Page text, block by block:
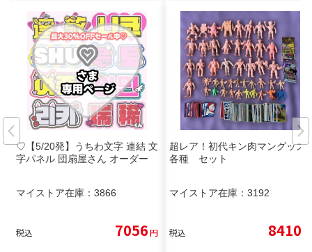
♡【5/20発】うちわ文字 連結 文
字パネル 団扇屋さん オーダー
マイストア在庫： 3866
税込 7056円
超レア！初代キン肉マングッズ
各種 セット
マイストア在庫： 3192
税込 8410